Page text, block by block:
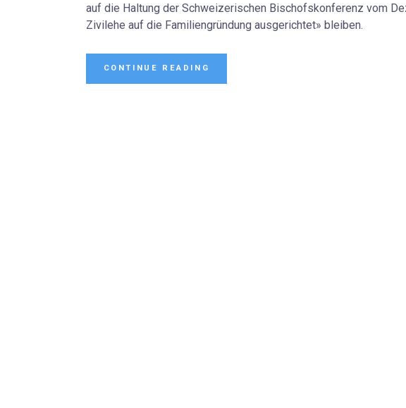
auf die Haltung der Schweizerischen Bischofskonferenz vom
Zivilehe auf die Familiengründung ausgerichtet» bleiben.
CONTINUE READING